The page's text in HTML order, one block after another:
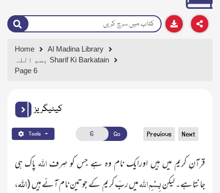
Home
Al Madina Library
بسم اللہ Sharif Ki Barkatain
Page 6
کیٹیگریز
Tools Go Previous Next
قرآنِ کریم میں ہیں اورایک نام وہ ہے جس کو صِرفاللہپاک ہی
جانتاہے۔ لیکنبِسْمِ اللہمیں ربِّ کریم کے جو تین نام آئے ہیں(اللہ ،